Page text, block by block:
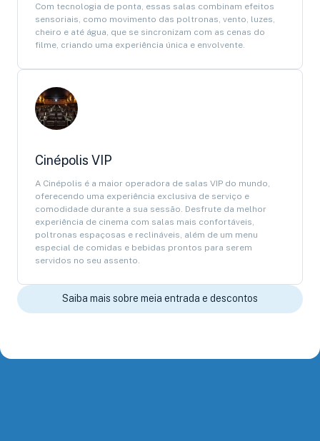
Com tecnologia de ponta, essas salas combinam efeitos
sensoriais, como movimento das poltronas, vento, luzes,
cheiro e até água, que se sincronizam com as cenas do
filme, criando uma experiência única e envolvente.
Cinépolis VIP
A Cinépolis é a maior operadora de salas VIP do mundo,
oferecendo uma experiência exclusiva de serviço e
comodidade durante a sua sessão. Desfrute da melhor
experiência de cinema com salas mais confortáveis,
poltronas espaçosas e reclináveis, além de um menu
especial de comidas e bebidas prontos para serem
servidos no seu assento.
Saiba mais sobre meia entrada e descontos